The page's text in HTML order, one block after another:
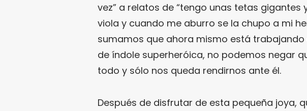
vez” a relatos de “tengo unas tetas
viola y cuando me aburro se la chupo a mi
sumamos que ahora mismo está
de índole superheróica, no podemos negar
todo y sólo nos queda rendirnos ante él.
Después de disfrutar de esta pequeña joya,